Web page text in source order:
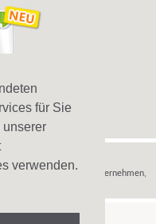
für Sie
unserer
verwenden.
nur an Unternehmen,